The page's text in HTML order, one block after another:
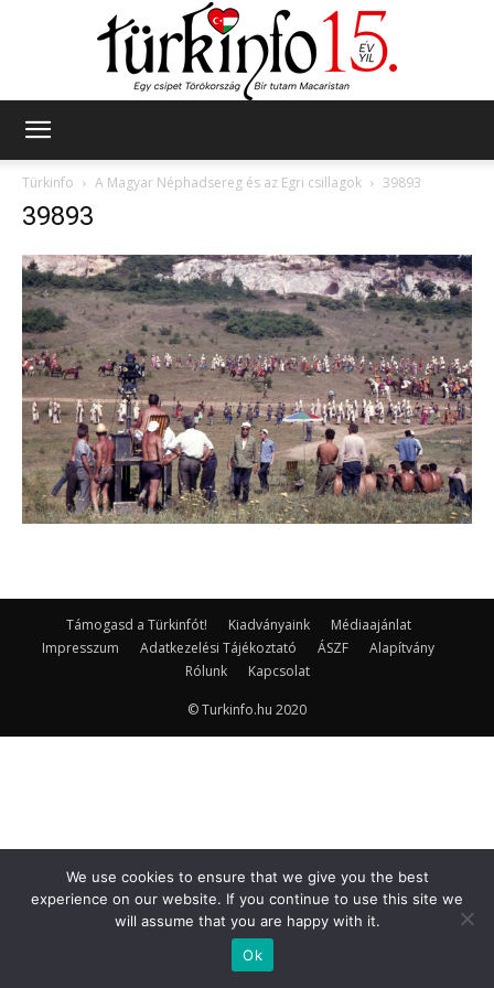
Türkinfo
A Magyar Néphadsereg és az Egri csillagok 39893
39893
Támogasd a Türkinfót! Kiadványaink
Médiaajánlat
Impresszum
Adatkezelési Tájékoztató ÁSZF
Alapítvány
Rólunk
Kapcsolat
© Turkinfo.hu 2020
We use cookies to ensure that we give you the best
experience on our website. If you continue to use this site we
will assume that you are happy with it.
Ok